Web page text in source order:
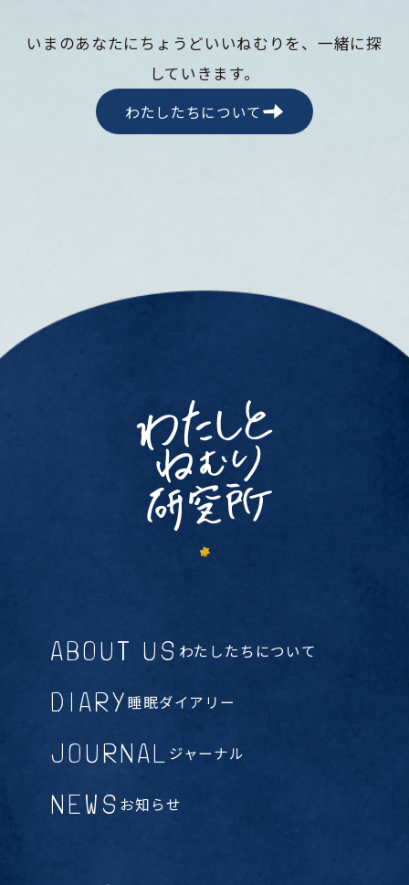
いまのあなたにちょうどいいねむりを、一緒に探
していきます。
わたしたちについて
ABOUT US わたしたちについて
DIARY睡眠ダイアリー
JOURNAL ジャーナル
NEWS お知らせ